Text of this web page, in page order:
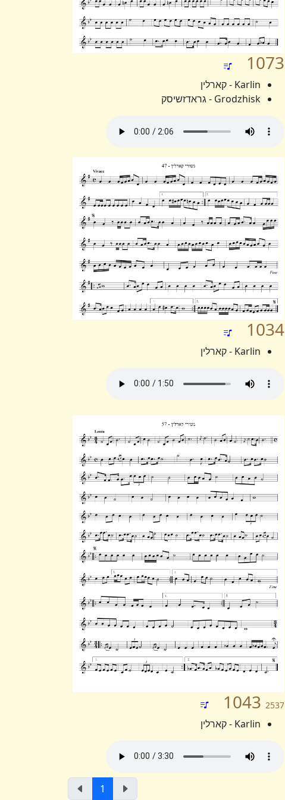
1073
Karlin - קארלין
Grodzhisk - גראדזשיסק
1034
Karlin - קארלין
1043 2537
Karlin - קארלין
1